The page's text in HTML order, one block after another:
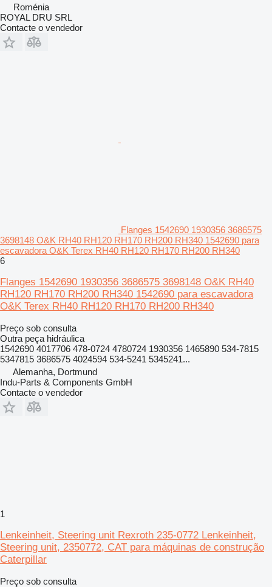
Roménia
ROYAL DRU SRL
Contacte o vendedor
Flanges 1542690 1930356 3686575
3698148 O&K RH40 RH120 RH170 RH200 RH340 1542690 para
escavadora O&K Terex RH40 RH120 RH170 RH200 RH340
6
Flanges 1542690 1930356 3686575 3698148 O&K RH40
RH120 RH170 RH200 RH340 1542690 para escavadora
O&K Terex RH40 RH120 RH170 RH200 RH340
Preço sob consulta
Outra peça hidráulica
1542690 4017706 478-0724 4780724 1930356 1465890 534-7815
5347815 3686575 4024594 534-5241 5345241...
Alemanha, Dortmund
Indu-Parts & Components GmbH
Contacte o vendedor
1
Lenkeinheit, Steering unit Rexroth 235-0772 Lenkeinheit,
Steering unit, 2350772, CAT para máquinas de construção
Caterpillar
Preço sob consulta